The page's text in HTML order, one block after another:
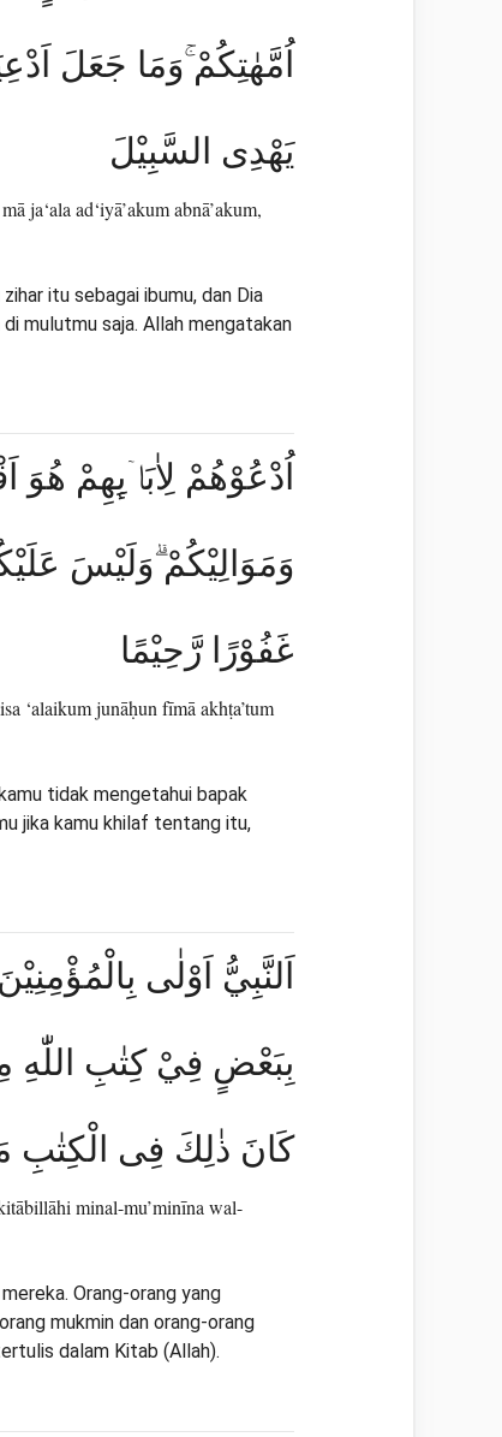
اُمَّهٰتِكُمْ ۚوَمَا جَعَلَ
يَهْدِى السَّبِيْلَ
ja‘ala ad‘iyā’akum abnā’akum,
itu sebagai ibumu, dan Dia
mulutmu saja. Allah mengatakan
اُدْعُوْهُمْ لِاٰبَاۤىِٕهِمْ هُوَ
وَمَوَالِيْكُمْ ۗوَلَيْسَ
غَفُوْرًا رَّحِيْمًا
‘alaikum junāḥun fīmā akhṭa’tum
tidak mengetahui bapak
jika kamu khilaf tentang itu,
اَلنَّبِيُّ اَوْلٰى
بِبَعْضٍ فِيْ كِتٰبِ اللّٰهِ
كَانَ ذٰلِكَ فِى الْكِتٰبِ
minal-mu’minīna wal-
Orang-orang yang
mukmin dan orang-orang
dalam Kitab (Allah).